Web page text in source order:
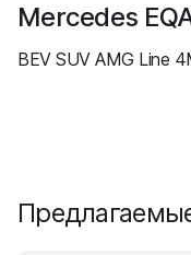
Mercedes
BEV SUV AMG Line